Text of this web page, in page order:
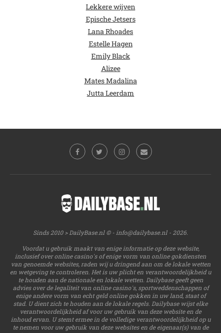
Lekkere wijven
Epische Jetsers
Lana Rhoades
Estelle Hagen
Emily Black
Alizee
Mates Madalina
Jutta Leerdam
Sinds 2010 > DailyBase.nl © - info@dailybase.nl- 2026.
Voordat u gebruik maakt van enige informatie op deze website,
inclusief over online casino's of enige vorm van online gokdiensten
van genoemde websites, raden wij u dringend aan om de lokale wetten
en wetgeving te controleren. Het is uw plicht en verantwoordelijkheid u
te houden aan de nationale en lokale wetten. Dailybase geeft geen
advies over de legaliteit van online casino's, sportweddenschappen of
enige andere vorm van echt geld online gokken in uw land, staat of
stad. U dient zich te houden aan de lokale regels. Dailybase wijst elke
verantwoordelijkheid af voor uw gebruik van deze website en de
inhoud ervan. U stemt ermee in de volledige verantwoordelijkheid op u
te nemen voor uw gebruik van deze websites en de eigenaar(s) van de